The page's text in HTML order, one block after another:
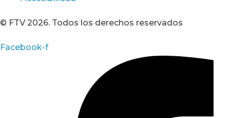
© FTV 2026. Todos los derechos reservados
Facebook-f